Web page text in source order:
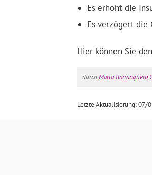
Es erhöht die
Es verzögert die
Hier können Sie
durchMarta Barranquero
Letzte Aktualisierung: 07/